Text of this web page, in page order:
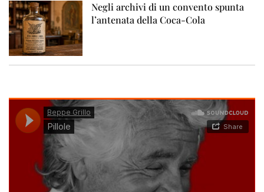
Negli archivi di un convento spunta
l’antenata della Coca-Cola